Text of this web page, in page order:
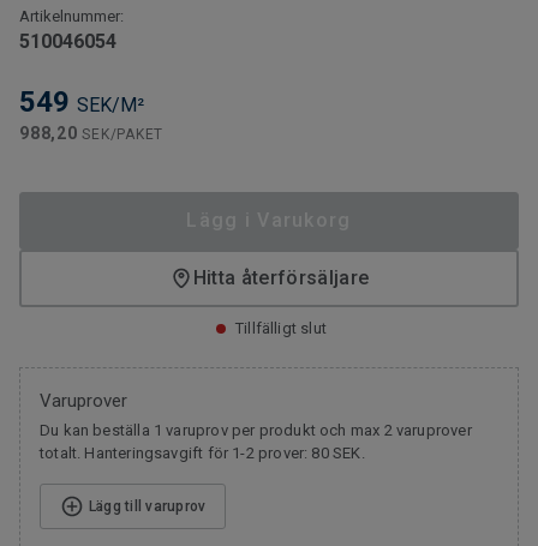
Artikelnummer:
510046054
549 SEK/M²
988,20SEK/PAKET
Hitta återförsäljare
Tillfälligt slut
Varuprover
Du kan beställa 1 varuprov per produkt och max 2 varuprover
totalt. Hanteringsavgift för 1-2 prover: 80 SEK.
Lägg till varuprov